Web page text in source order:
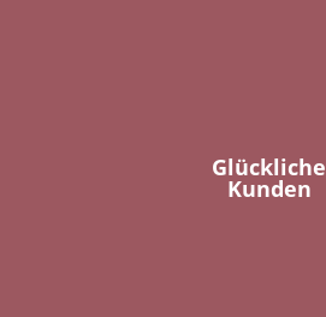
Glückliche
Kunden